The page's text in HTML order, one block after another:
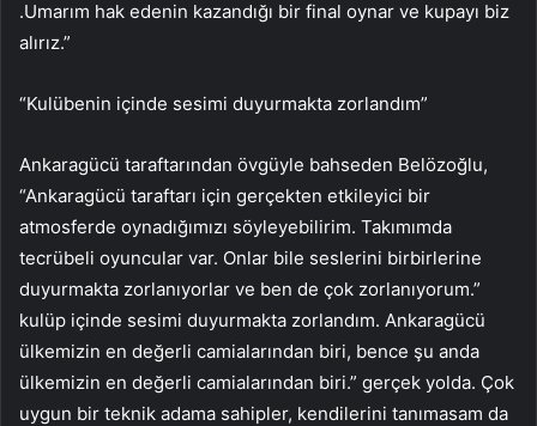
.Umarım hak edenin kazandığı bir final oynar ve kupayı biz
alırız.”
“Kulübenin içinde sesimi duyurmakta zorlandım”
Ankaragücü taraftarından övgüyle bahseden Belözoğlu,
“Ankaragücü taraftarı için gerçekten etkileyici bir
atmosferde oynadığımızı söyleyebilirim. Takımımda
tecrübeli oyuncular var. Onlar bile seslerini birbirlerine
duyurmakta zorlanıyorlar ve ben de çok zorlanıyorum.”
kulüp içinde sesimi duyurmakta zorlandım. Ankaragücü
ülkemizin en değerli camialarından biri, bence şu anda
ülkemizin en değerli camialarından biri.” gerçek yolda. Çok
uygun bir teknik adama sahipler, kendilerini tanımasam da